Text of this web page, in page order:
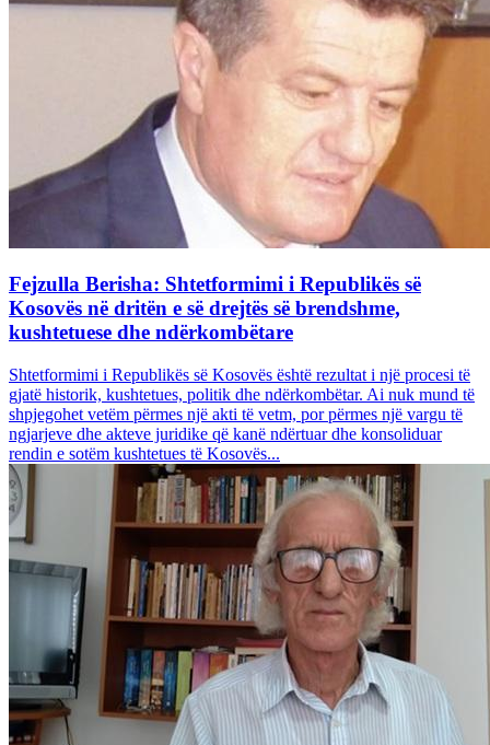
Fejzulla Berisha: Shtetformimi i Republikës së
Kosovës në dritën e së drejtës së brendshme,
kushtetuese dhe ndërkombëtare
Shtetformimi i Republikës së Kosovës është rezultat i një procesi të
gjatë historik, kushtetues, politik dhe ndërkombëtar. Ai nuk mund të
shpjegohet vetëm përmes një akti të vetm, por përmes një vargu të
ngjarjeve dhe akteve juridike që kanë ndërtuar dhe konsoliduar
rendin e sotëm kushtetues të Kosovës...